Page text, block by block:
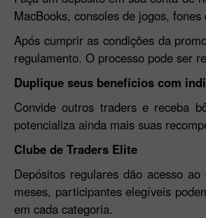
MacBooks, consoles de jogos,
Após cumprir as condições da
regulamento. O processo pode ser
Duplique seus benefícios com
Convide outros traders e receba
potencializa ainda mais suas
Clube de Traders Elite
Depósitos regulares dão acesso
meses, participantes elegíveis
em cada categoria.